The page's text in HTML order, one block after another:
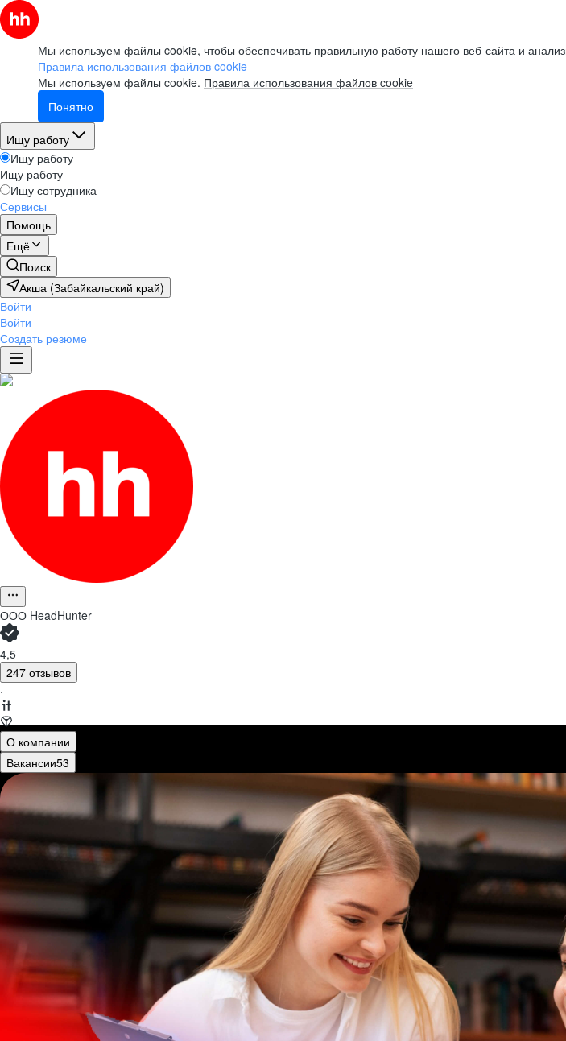
Мы используем файлы cookie, чтобы обеспечивать правильную работу нашего веб-сайта и
Правила использования файлов cookie
Мы используем файлы cookie. Правила использования файлов cookie
Понятно
Ищу работу
Ищу работу
Ищу работу
Ищу сотрудника
Сервисы
Помощь
Ещё
Поиск
Акша (Забайкальский край)
Войти
Войти
Создать резюме
ООО HeadHunter
4,5
247 отзывов
·
О компании
Вакансии53